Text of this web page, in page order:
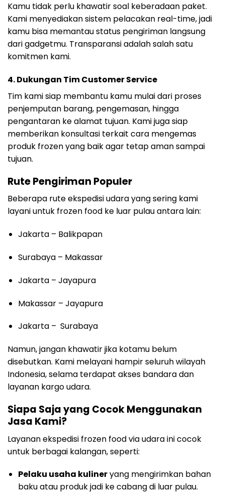
Kamu tidak perlu khawatir soal keberadaan paket.
Kami menyediakan sistem pelacakan real-time, jadi
kamu bisa memantau status pengiriman langsung
dari gadgetmu. Transparansi adalah salah satu
komitmen kami.
4. Dukungan Tim Customer Service
Tim kami siap membantu kamu mulai dari proses
penjemputan barang, pengemasan, hingga
pengantaran ke alamat tujuan. Kami juga siap
memberikan konsultasi terkait cara mengemas
produk frozen yang baik agar tetap aman sampai
tujuan.
Rute Pengiriman Populer
Beberapa rute ekspedisi udara yang sering kami
layani untuk frozen food ke luar pulau antara lain:
Jakarta – Balikpapan
Surabaya – Makassar
Jakarta – Jayapura
Makassar – Jayapura
Jakarta – Surabaya
Namun, jangan khawatir jika kotamu belum
disebutkan. Kami melayani hampir seluruh wilayah
Indonesia, selama terdapat akses bandara dan
layanan kargo udara.
Siapa Saja yang Cocok Menggunakan
Jasa Kami?
Layanan ekspedisi frozen food via udara ini cocok
untuk berbagai kalangan, seperti:
Pelaku usaha kulineryang mengirimkan bahan
baku atau produk jadi ke cabang di luar pulau.